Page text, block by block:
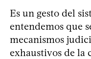
Es un gesto del
entendemos que
mecanismos
exhaustivos de la